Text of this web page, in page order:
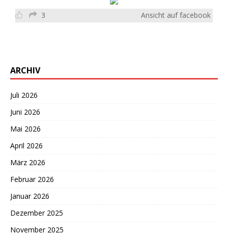
3 Ansicht auf facebook
ARCHIV
Juli 2026
Juni 2026
Mai 2026
April 2026
März 2026
Februar 2026
Januar 2026
Dezember 2025
November 2025